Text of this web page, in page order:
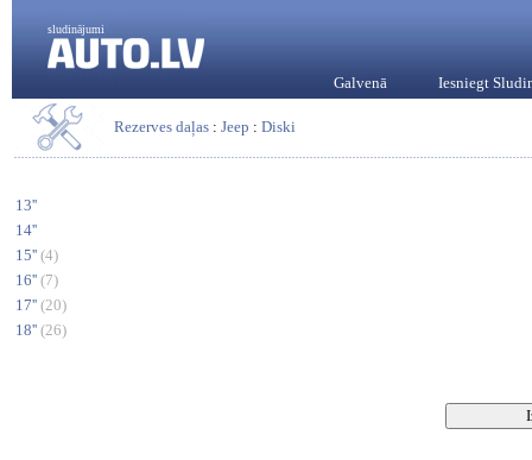
sludinājumi
Galvenā Iesniegt
Rezerves daļas : Jeep : Diski
13''
14''
15'' (4)
16'' (7)
17'' (20)
18'' (26)